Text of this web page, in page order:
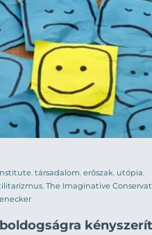
társadalom erőszak utópia
The Imaginative